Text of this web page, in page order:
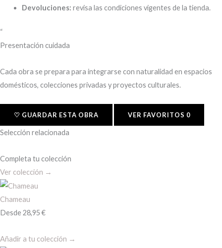
Devoluciones: revisa las condiciones vigentes de la tienda.
“
Presentación cuidada
Cada obra se prepara para integrarse con naturalidad en espacios
domésticos, colecciones privadas y proyectos culturales.
♡ GUARDAR ESTA OBRA VER FAVORITOS 0
Selección relacionada
Completa tu colección
Ver colección →
Chameau
Desde28,95€
Añadir a tu colección →